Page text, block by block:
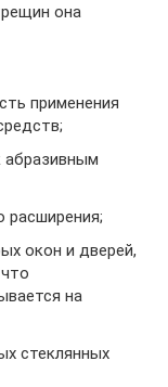
она
применения
абразивным
расширения;
окон и дверей,
на
стеклянных